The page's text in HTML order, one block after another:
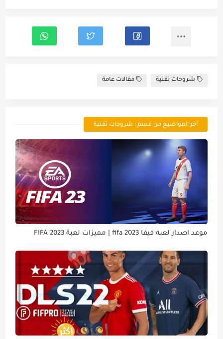
شروحات تقنية مقالات عامة
أخر المواضيع من قسم : شروحات تقنية
موعد اصدار لعبة فيفا 2023 fifa | مميزات لعبة FIFA 2023